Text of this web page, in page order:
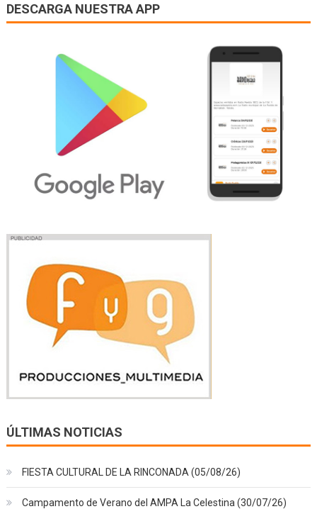
DESCARGA NUESTRA APP
ÚLTIMAS NOTICIAS
FIESTA CULTURAL DE LA RINCONADA (05/08/26)
Campamento de Verano del AMPA La Celestina (30/07/26)